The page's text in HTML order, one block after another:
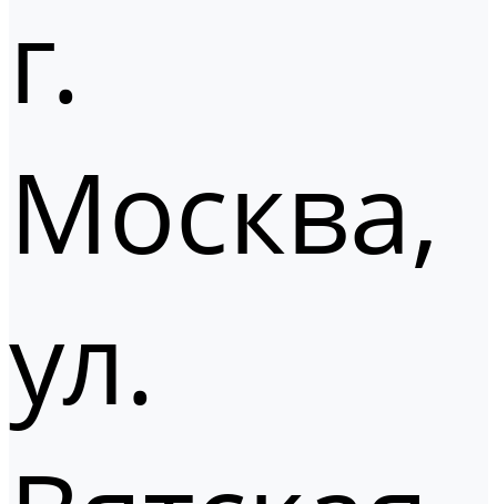
г.
Москва,
ул.